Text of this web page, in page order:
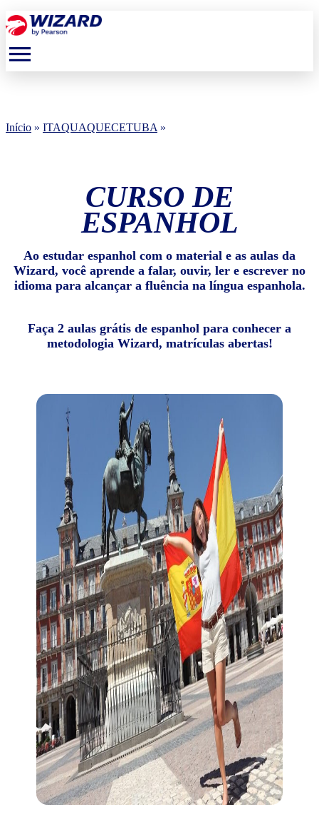
menu
Início » ITAQUAQUECETUBA »
CURSO DE
ESPANHOL
Ao estudar espanhol com o material e as aulas da
Wizard, você aprende a falar, ouvir, ler e escrever no
idioma para alcançar a fluência na língua espanhola.
Faça 2 aulas grátis de espanhol para conhecer a
metodologia Wizard, matrículas abertas!